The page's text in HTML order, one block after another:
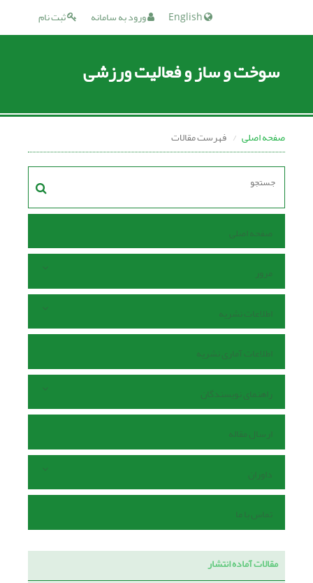
ثبت نام ورود به سامانه
سوخت و ساز و فعالیت ورزشی
صفحه اصلی فهرست مقالات
صفحه اصلی
مرور
اطلاعات نشریه
اطلاعات آماری نشریه
راهنمای نویسندگان
ارسال مقاله
داوران
تماس با ما
مقالات آماده انتشار